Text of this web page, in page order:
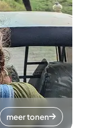
meer tonen